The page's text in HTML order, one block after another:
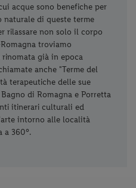
acque sono benefiche per
di queste terme
rilassare non solo il corpo
troviamo
rinomata già in epoca
anche "Terme del
terapeutiche delle sue
di Romagna e Porretta
itinerari culturali ed
intorno alle località
a 360°.